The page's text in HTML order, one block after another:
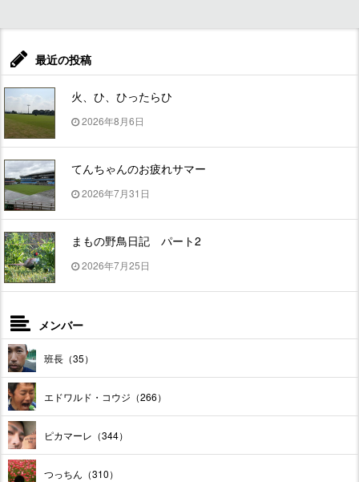
最近の投稿
火、ひ、ひったらひ
2026年8月6日
てんちゃんのお疲れサマー
2026年7月31日
まもの野鳥日記 パート2
2026年7月25日
メンバー
班長（35）
エドワルド・コウジ（266）
ピカマーレ（344）
つっちん（310）